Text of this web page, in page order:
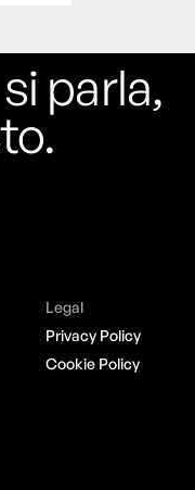
parla,
Legal
Privacy Policy
Cookie Policy